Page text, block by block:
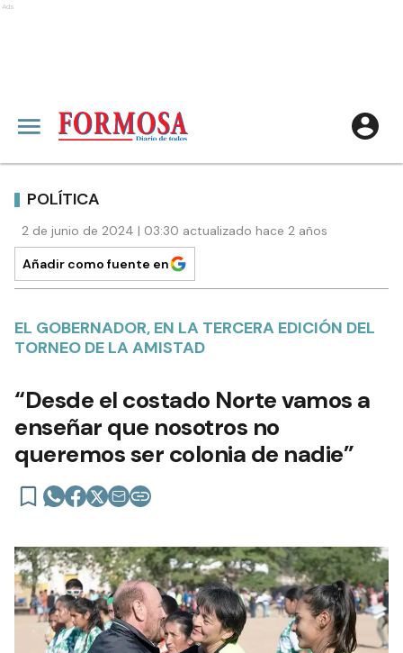
Ads
POLÍTICA
2 de junio de 2024 | 03:30 actualizado hace 2 años
Añadir como fuente en
EL GOBERNADOR, EN LA TERCERA EDICIÓN DEL
TORNEO DE LA AMISTAD
“Desde el costado Norte vamos a
enseñar que nosotros no
queremos ser colonia de nadie”